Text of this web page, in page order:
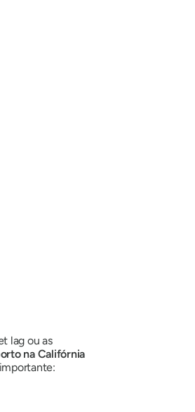
lag ou as
na Califórnia